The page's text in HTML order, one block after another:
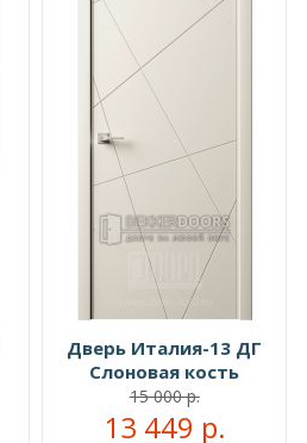
Дверь Италия-13 ДГ
Слоновая кость
15 000 р.
13 449 р.